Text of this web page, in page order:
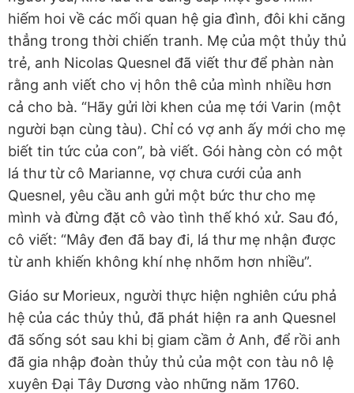
hiếm hoi về các mối quan hệ gia đình, đôi khi căng
thẳng trong thời chiến tranh. Mẹ của một thủy thủ
trẻ, anh Nicolas Quesnel đã viết thư để phàn nàn
rằng anh viết cho vị hôn thê của mình nhiều hơn
cả cho bà. “Hãy gửi lời khen của mẹ tới Varin (một
người bạn cùng tàu). Chỉ có vợ anh ấy mới cho mẹ
biết tin tức của con”, bà viết. Gói hàng còn có một
lá thư từ cô Marianne, vợ chưa cưới của anh
Quesnel, yêu cầu anh gửi một bức thư cho mẹ
mình và đừng đặt cô vào tình thế khó xử. Sau đó,
cô viết: “Mây đen đã bay đi, lá thư mẹ nhận được
từ anh khiến không khí nhẹ nhõm hơn nhiều”.
Giáo sư Morieux, người thực hiện nghiên cứu phả
hệ của các thủy thủ, đã phát hiện ra anh Quesnel
đã sống sót sau khi bị giam cầm ở Anh, để rồi anh
đã gia nhập đoàn thủy thủ của một con tàu nô lệ
xuyên Đại Tây Dương vào những năm 1760.